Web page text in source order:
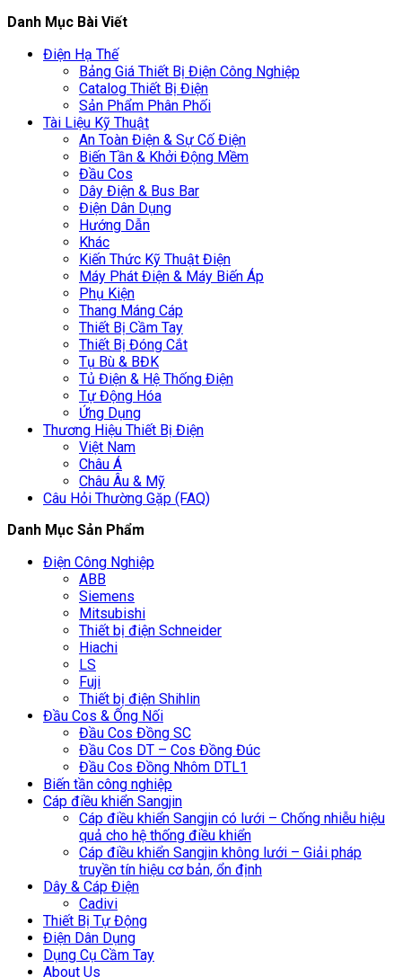
Danh Mục Bài Viết
Điện Hạ Thế
Bảng Giá Thiết Bị Điện Công Nghiệp
Catalog Thiết Bị Điện
Sản Phẩm Phân Phối
Tài Liệu Kỹ Thuật
An Toàn Điện & Sự Cố Điện
Biến Tần & Khởi Động Mềm
Đầu Cos
Dây Điện & Bus Bar
Điện Dân Dụng
Hướng Dẫn
Khác
Kiến Thức Kỹ Thuật Điện
Máy Phát Điện & Máy Biến Áp
Phụ Kiện
Thang Máng Cáp
Thiết Bị Cầm Tay
Thiết Bị Đóng Cắt
Tụ Bù & BĐK
Tủ Điện & Hệ Thống Điện
Tự Động Hóa
Ứng Dụng
Thương Hiệu Thiết Bị Điện
Việt Nam
Châu Á
Châu Âu & Mỹ
Câu Hỏi Thường Gặp (FAQ)
Danh Mục Sản Phẩm
Điện Công Nghiệp
ABB
Siemens
Mitsubishi
Thiết bị điện Schneider
Hiachi
LS
Fuji
Thiết bị điện Shihlin
Đầu Cos & Ống Nối
Đầu Cos Đồng SC
Đầu Cos DT – Cos Đồng Đúc
Đầu Cos Đồng Nhôm DTL1
Biến tần công nghiệp
Cáp điều khiển Sangjin
Cáp điều khiển Sangjin có lưới – Chống nhiễu hiệu
quả cho hệ thống điều khiển
Cáp điều khiển Sangjin không lưới – Giải pháp
truyền tín hiệu cơ bản, ổn định
Dây & Cáp Điện
Cadivi
Thiết Bị Tự Động
Điện Dân Dụng
Dụng Cụ Cầm Tay
About Us